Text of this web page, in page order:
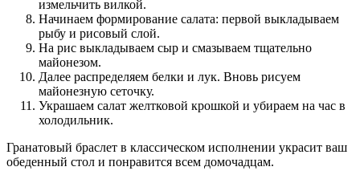
измельчить вилкой.
Начинаем формирование салата: первой выкладываем
рыбу и рисовый слой.
На рис выкладываем сыр и смазываем тщательно
майонезом.
Далее распределяем белки и лук. Вновь рисуем
майонезную сеточку.
Украшаем салат желтковой крошкой и убираем на час в
холодильник.
Гранатовый браслет в классическом исполнении украсит ваш
обеденный стол и понравится всем домочадцам.